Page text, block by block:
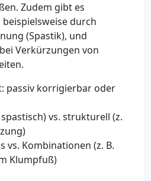
Zudem gibt es
durch
(Spastik), und
Verkürzungen von
passiv korrigierbar oder
vs. strukturell (z.
vs. Kombinationen (z. B.
Klumpfuß)